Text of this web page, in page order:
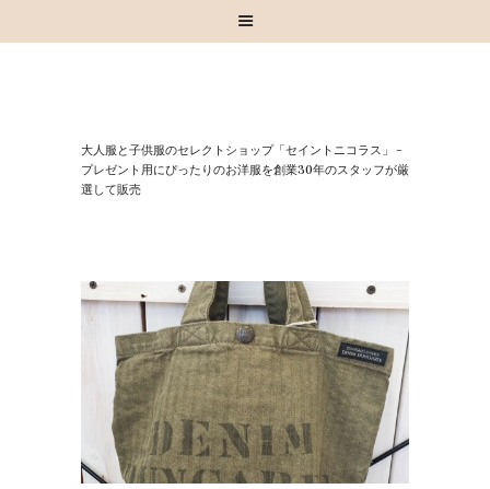
⼤⼈服と⼦供服のセレクトショップ「セイントニコラス」 –
プレゼント⽤にぴったりのお洋服を創業30年のスタッフが厳
選して販売
お知らせ
お買い物
取扱いブランド
お問い合わせ